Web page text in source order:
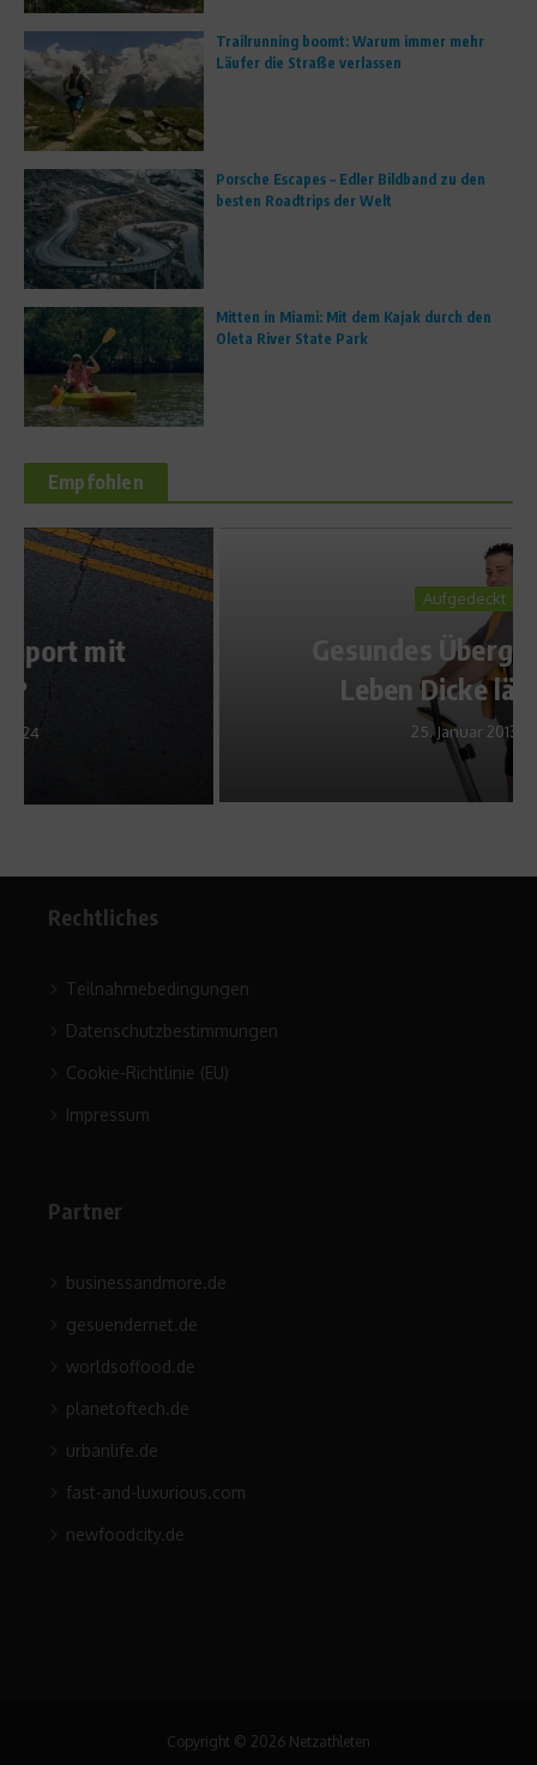
Trailrunning boomt: Warum immer mehr
Läufer die Straße verlassen
Porsche Escapes – Edler Bildband zu den
besten Roadtrips der Welt
Mitten in Miami: Mit dem Kajak durch den
Oleta River State Park
Empfohlen
Gesundes Übergewicht –
Leben Dicke länger?
Rechtliches
Teilnahmebedingungen
Datenschutzbestimmungen
Cookie-Richtlinie (EU)
Impressum
Partner
businessandmore.de
gesuendernet.de
worldsoffood.de
planetoftech.de
urbanlife.de
fast-and-luxurious.com
newfoodcity.de
Copyright © 2026 Netzathleten